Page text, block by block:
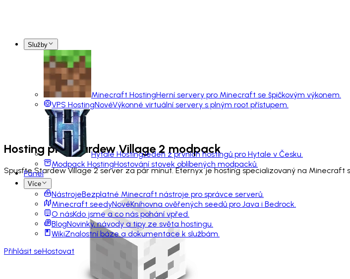
Služby
Minecraft HostingHerní servery pro Minecraft se špičkovým výkonem.
VPS HostingNovéVýkonné virtuální servery s plným root přístupem.
Hytale HostingJeden z prvních hostingů pro Hytale v Česku.
Modpack HostingHostování stovek oblíbených modpacků.
Panel
Více
NástrojeBezplatné Minecraft nástroje pro správce serverů.
Minecraft seedyNovéKnihovna ověřených seedů pro Java i Bedrock.
O násKdo jsme a co nás pohání vpřed.
BlogNovinky, návody a tipy ze světa hostingu.
WikiZnalostní báze a dokumentace k službám.
Přihlásit seHostovat
Hosting pro Stardew Village 2 modpack
Spusťte Stardew Village 2 server za pár minut. Eternyx je hosting specializovaný na Minecraft